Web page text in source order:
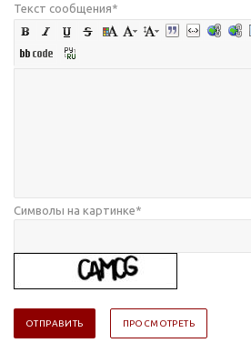
Текст сообщения*
Символы на картинке*